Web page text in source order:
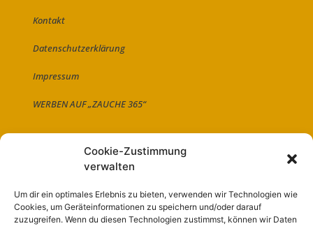
Cookie-Zustimmung
verwalten
Um dir ein optimales Erlebnis zu bieten, verwenden wir Technologien wie
Cookies, um Geräteinformationen zu speichern und/oder darauf
zuzugreifen. Wenn du diesen Technologien zustimmst, können wir Daten
Kontakt
Datenschutzerklärung
Impressum
WERBEN AUF „ZAUCHE 365“
Unterstützt durch
Folge uns auf: